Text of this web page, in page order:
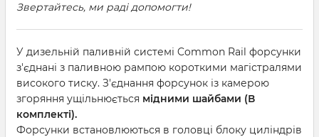
Звертайтесь, ми раді допомогти!
У дизельній паливній системі Common Rail форсунки
з'єднані з паливною рампою короткими магістралями
високого тиску. З'єднання форсунок із камерою
згоряння ущільнюється мідними шайбами (В
комплекті).
Форсунки встановлюються в головці блоку циліндрів